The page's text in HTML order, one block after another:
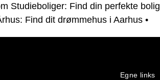
Studieboliger: Find din perfekte bolig
Find dit drømmehus i Aarhus •
Egne links